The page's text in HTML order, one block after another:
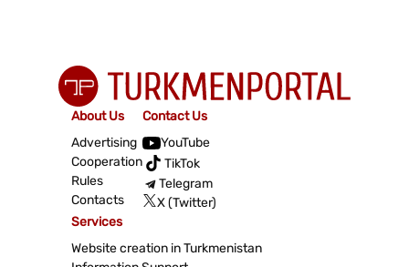
About Us
Advertising
Cooperation
Rules
Contacts
Contact Us
YouTube
TikTok
Telegram
X (Twitter)
Services
Website creation in Turkmenistan